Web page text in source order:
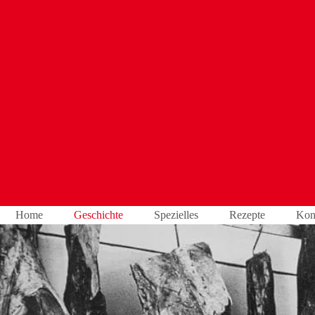
Home Geschichte Spezielles Rezepte